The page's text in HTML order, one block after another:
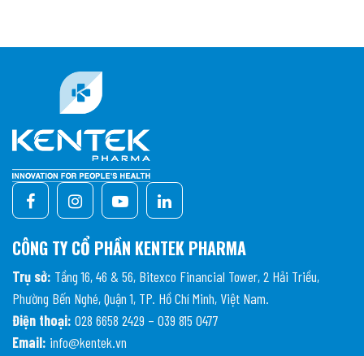
CÔNG TY CỔ PHẦN KENTEK PHARMA
Trụ sở: Tầng 16, 46 & 56, Bitexco Financial Tower, 2 Hải Triều,
Phường Bến Nghé, Quận 1, TP. Hồ Chí Minh, Việt Nam.
Điện thoại: 028 6658 2429 – 039 815 0477
Email: info@kentek.vn